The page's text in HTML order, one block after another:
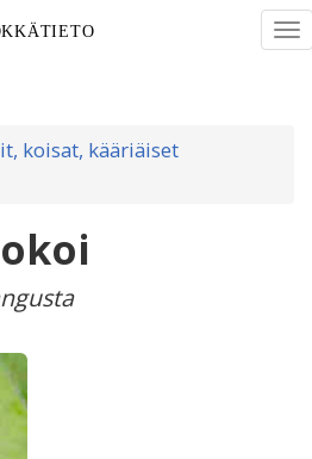
koisat, kääriäiset